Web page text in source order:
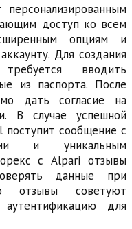
доступ ко всем
опциям и
Для создания
вводить
из паспорта. После
дать согласие на
В случае успешной
поступит сообщение с
и уникальным
с Alpari отзывы
данные при
отзывы советуют
аутентификацию для